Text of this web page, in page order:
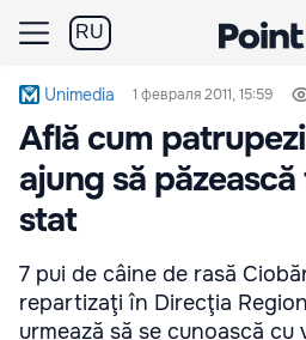
RU
Unimedia 1 февраля 2011, 15:59
Află cum
ajung să
stat
7 pui de câine de rasă
repartizaţi în Direcţia
urmează să se cunoască